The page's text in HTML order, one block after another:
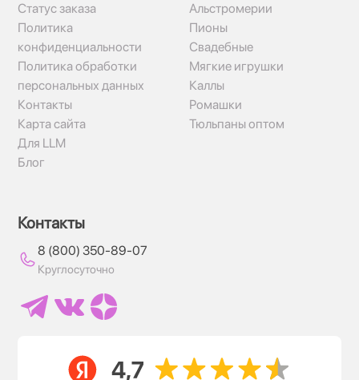
Статус заказа
Политика
конфиденциальности
Политика обработки
персональных данных
Контакты
Карта сайта
Для LLM
Блог
Альстромерии
Пионы
Свадебные
Мягкие игрушки
Каллы
Ромашки
Тюльпаны оптом
Контакты
8 (800) 350-89-07
Круглосуточно